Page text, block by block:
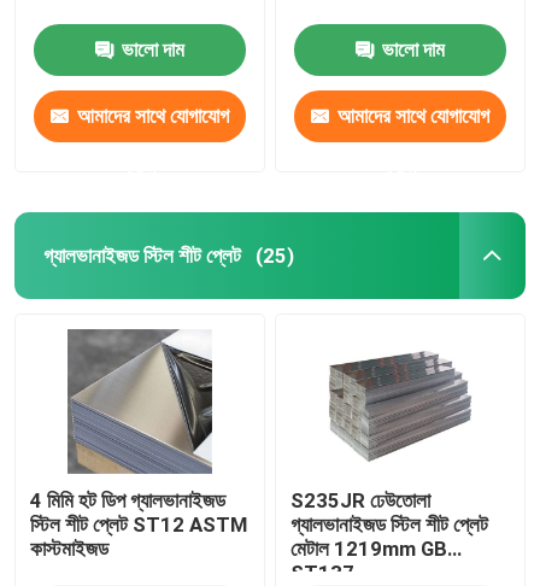
ভালো দাম
আমাদের সাথে যোগাযোগ
ভালো দাম
আমাদের সাথে যোগাযোগ
গ্যালভানাইজড স্টিল শীট প্লেট (25)
4 মিমি হট ডিপ গ্যালভানাইজড
স্টিল শীট প্লেট ST12 ASTM
কাস্টমাইজড
S235JR ঢেউতোলা
গ্যালভানাইজড স্টিল শীট প্লেট
মেটাল 1219mm GB
ST137